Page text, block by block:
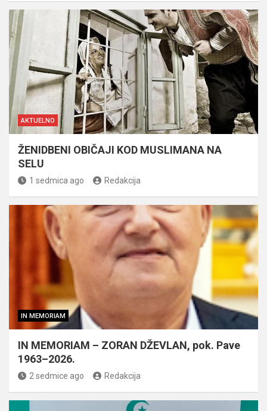
AKTUELNO
ŽENIDBENI OBIČAJI KOD MUSLIMANA NA
SELU
1 sedmica ago Redakcija
IN MEMORIAM
IN MEMORIAM – ZORAN DŽEVLAN, pok. Pave
1963–2026.
2 sedmice ago Redakcija